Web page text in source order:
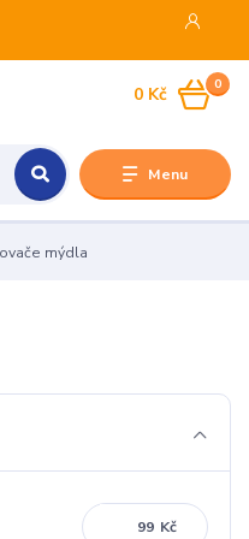
Menu
0
0 Kč
mýdla
Kč